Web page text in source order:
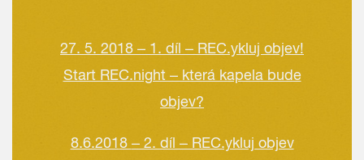
27. 5. 2018 – 1. díl – REC.ykluj objev!
Start REC.night – která kapela bude
objev?
8.6.2018 – 2. díl – REC.ykluj objev